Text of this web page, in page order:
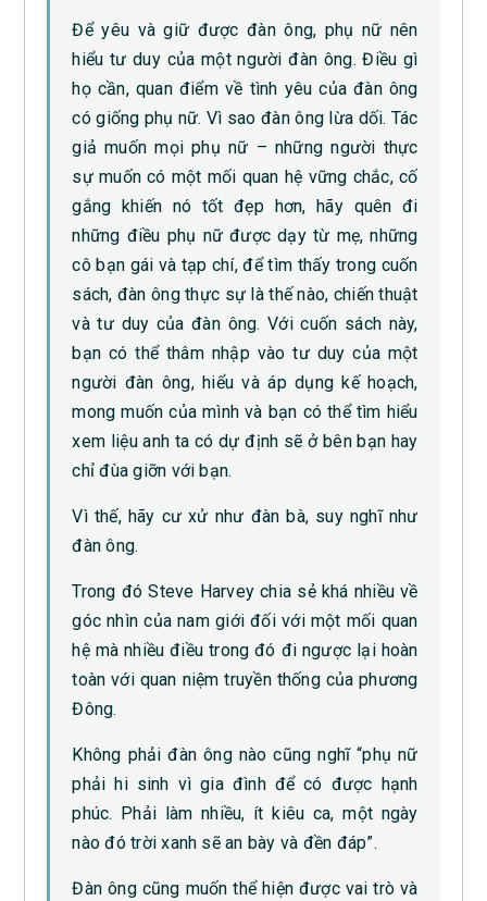
Để yêu và giữ được đàn ông, phụ nữ nên
hiểu tư duy của một người đàn ông. Điều gì
họ cần, quan điểm về tình yêu của đàn ông
có giống phụ nữ. Vì sao đàn ông lừa dối. Tác
giả muốn mọi phụ nữ – những người thực
sự muốn có một mối quan hệ vững chắc, cố
gắng khiến nó tốt đẹp hơn, hãy quên đi
những điều phụ nữ được dạy từ mẹ, những
cô bạn gái và tạp chí, để tìm thấy trong cuốn
sách, đàn ông thực sự là thế nào, chiến thuật
và tư duy của đàn ông. Với cuốn sách này,
bạn có thể thâm nhập vào tư duy của một
người đàn ông, hiểu và áp dụng kế hoạch,
mong muốn của mình và bạn có thể tìm hiểu
xem liệu anh ta có dự định sẽ ở bên bạn hay
chỉ đùa giỡn với bạn.
Vì thế, hãy cư xử như đàn bà, suy nghĩ như
đàn ông.
Trong đó Steve Harvey chia sẻ khá nhiều về
góc nhìn của nam giới đối với một mối quan
hệ mà nhiều điều trong đó đi ngược lại hoàn
toàn với quan niệm truyền thống của phương
Đông.
Không phải đàn ông nào cũng nghĩ “phụ nữ
phải hi sinh vì gia đình để có được hạnh
phúc. Phải làm nhiều, ít kiêu ca, một ngày
nào đó trời xanh sẽ an bày và đền đáp”.
Đàn ông cũng muốn thể hiện được vai trò và